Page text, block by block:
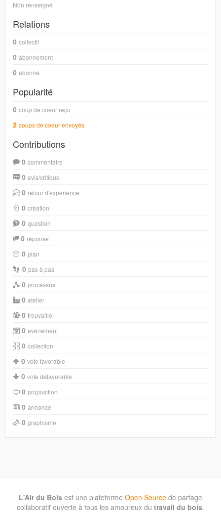
Non renseigné
Relations
0 collectif
0 abonnement
0 abonné
Popularité
0 coup de coeur reçu
2 coups de coeur envoyés
Contributions
0 commentaire
0 avis/critique
0 retour d'expérience
0 création
0 question
0 réponse
0 plan
0 pas à pas
0 processus
0 atelier
0 trouvaille
0 evènement
0 collection
0 vote favorable
0 vote défavorable
0 proposition
0 annonce
0 graphisme
L'Air du Bois est une plateforme Open Source de partage
collaboratif ouverte à tous les amoureux du travail du bois.